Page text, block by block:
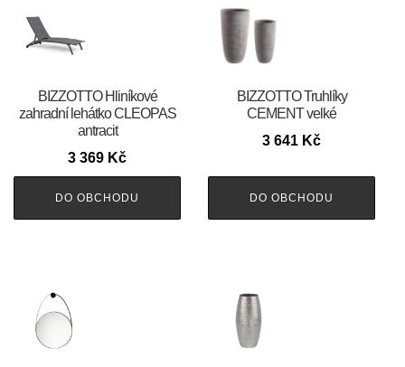
BIZZOTTO Hliníkové
zahradní lehátko CLEOPAS
antracit
3 369 Kč
DO OBCHODU
BIZZOTTO Truhlíky
CEMENT velké
3 641 Kč
DO OBCHODU